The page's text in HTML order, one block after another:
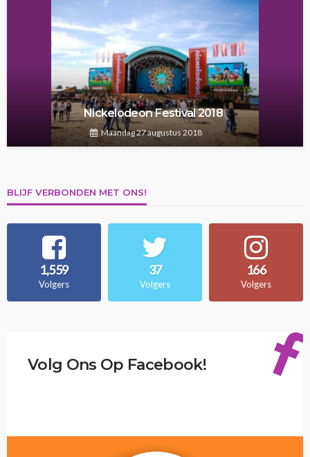
Nickelodeon Festival 2018
Maandag 27 augustus 2018
BLIJF VERBONDEN MET ONS!
1,559
Volgers
37
Volgers
166
Volgers
Volg Ons Op Facebook!